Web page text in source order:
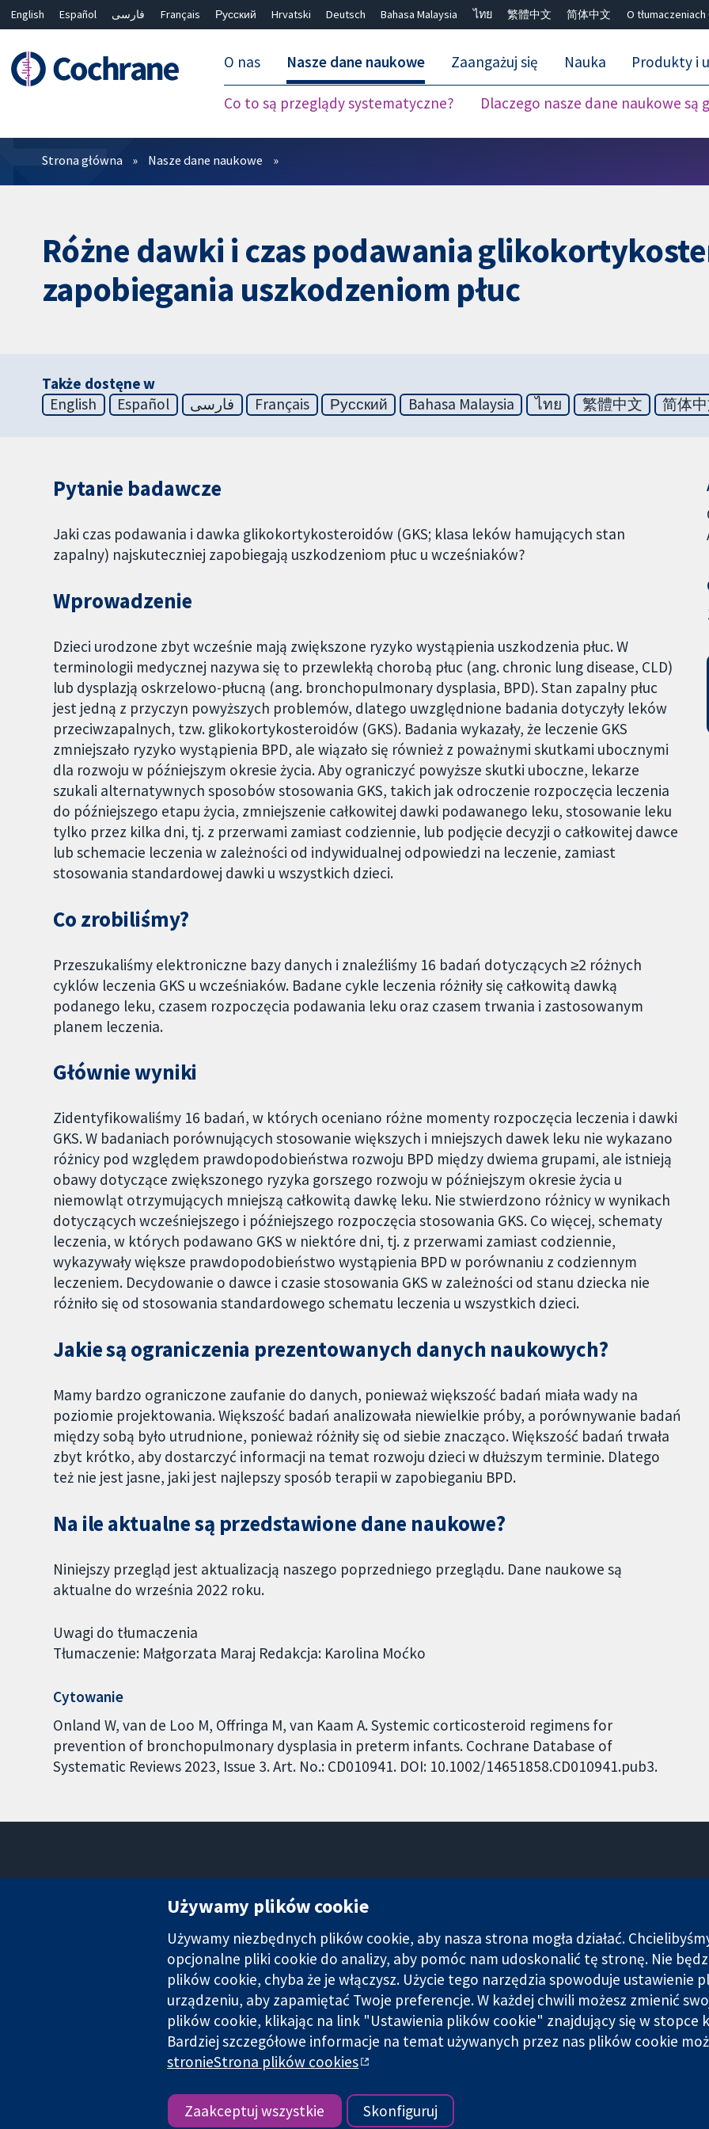
English Español فارسی Français Русский Hrvatski Deutsch Bahasa Malaysia ไทย 繁體中文 简体中文 O tłumaczeniach
O nas Nasze dane naukowe
Co to są przeglądy systematyczne? Dlaczego nasze dane naukowe są
Zaangażuj się Nauka Produkty i
Filtry
Strona główna Nasze dane naukowe
Różne dawki i czas podawania
zapobiegania uszkodzeniom płuc
Także dostęne w
English
Español فارسی Français Русский Bahasa Malaysia ไทย 繁體中文 简体
Pytanie badawcze
Jaki czas podawania i dawka glikokortykosteroidów (GKS; klasa leków hamujących stan
zapalny) najskuteczniej zapobiegają uszkodzeniom płuc u wcześniaków?
Wprowadzenie
Dzieci urodzone zbyt wcześnie mają zwiększone ryzyko wystąpienia uszkodzenia płuc. W
terminologii medycznej nazywa się to przewlekłą chorobą płuc (ang. chronic lung disease, CLD)
lub dysplazją oskrzelowo-płucną (ang. bronchopulmonary dysplasia, BPD). Stan zapalny płuc
jest jedną z przyczyn powyższych problemów, dlatego uwzględnione badania dotyczyły leków
przeciwzapalnych, tzw. glikokortykosteroidów (GKS). Badania wykazały, że leczenie GKS
zmniejszało ryzyko wystąpienia BPD, ale wiązało się również z poważnymi skutkami ubocznymi
dla rozwoju w późniejszym okresie życia. Aby ograniczyć powyższe skutki uboczne, lekarze
szukali alternatywnych sposobów stosowania GKS, takich jak odroczenie rozpoczęcia leczenia
do późniejszego etapu życia, zmniejszenie całkowitej dawki podawanego leku, stosowanie leku
tylko przez kilka dni, tj. z przerwami zamiast codziennie, lub podjęcie decyzji o całkowitej dawce
lub schemacie leczenia w zależności od indywidualnej odpowiedzi na leczenie, zamiast
stosowania standardowej dawki u wszystkich dzieci.
Co zrobiliśmy?
Przeszukaliśmy elektroniczne bazy danych i znaleźliśmy 16 badań dotyczących ≥2 różnych
cyklów leczenia GKS u wcześniaków. Badane cykle leczenia różniły się całkowitą dawką
podanego leku, czasem rozpoczęcia podawania leku oraz czasem trwania i zastosowanym
planem leczenia.
Głównie wyniki
Zidentyfikowaliśmy 16 badań, w których oceniano różne momenty rozpoczęcia leczenia i dawki
GKS. W badaniach porównujących stosowanie większych i mniejszych dawek leku nie wykazano
różnicy pod względem prawdopodobieństwa rozwoju BPD między dwiema grupami, ale istnieją
obawy dotyczące zwiększonego ryzyka gorszego rozwoju w późniejszym okresie życia u
niemowląt otrzymujących mniejszą całkowitą dawkę leku. Nie stwierdzono różnicy w wynikach
dotyczących wcześniejszego i późniejszego rozpoczęcia stosowania GKS. Co więcej, schematy
leczenia, w których podawano GKS w niektóre dni, tj. z przerwami zamiast codziennie,
wykazywały większe prawdopodobieństwo wystąpienia BPD w porównaniu z codziennym
leczeniem. Decydowanie o dawce i czasie stosowania GKS w zależności od stanu dziecka nie
różniło się od stosowania standardowego schematu leczenia u wszystkich dzieci.
Jakie są ograniczenia prezentowanych danych naukowych?
Mamy bardzo ograniczone zaufanie do danych, ponieważ większość badań miała wady na
poziomie projektowania. Większość badań analizowała niewielkie próby, a porównywanie badań
między sobą było utrudnione, ponieważ różniły się od siebie znacząco. Większość badań trwała
zbyt krótko, aby dostarczyć informacji na temat rozwoju dzieci w dłuższym terminie. Dlatego
też nie jest jasne, jaki jest najlepszy sposób terapii w zapobieganiu BPD.
Na ile aktualne są przedstawione dane naukowe?
Niniejszy przegląd jest aktualizacją naszego poprzedniego przeglądu. Dane naukowe są
aktualne do września 2022 roku.
Uwagi do tłumaczenia
Tłumaczenie: Małgorzata Maraj Redakcja: Karolina Moćko
Cytowanie
Onland W, van de Loo M, Offringa M, van Kaam A. Systemic corticosteroid regimens for
prevention of bronchopulmonary dysplasia in preterm infants. Cochrane Database of
Systematic Reviews 2023, Issue 3. Art. No.: CD010941. DOI: 10.1002/14651858.CD010941.pub3.
Londyn
Wielka Brytania
Cochrane Collaboration to organizacja charytatywna (nr 1045921) i spółka z ograniczoną odpowiedzialnością (nr 03044323)
Copyright © 2026 The Cochrane Collaboration Warunki korzystania ze strony internetowej
Używamy plików cookie
Używamy niezbędnych plików cookie, aby nasza strona mogła działać.
opcjonalne pliki cookie do analizy, aby pomóc nam udoskonalić tę stronę. Nie
plików cookie, chyba że je włączysz. Użycie tego narzędzia spowoduje ustawienie
urządzeniu, aby zapamiętać Twoje preferencje. W każdej chwili możesz zmienić
plików cookie, klikając na link "Ustawienia plików cookie" znajdujący się w stopce
Bardziej szczegółowe informacje na temat używanych przez nas plików cookie
stronieStrona plików cookies
Zaakceptuj wszystkie Skonfiguruj